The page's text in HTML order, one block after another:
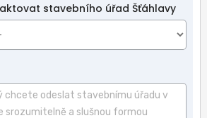
stavebního úřad Šťáhlavy